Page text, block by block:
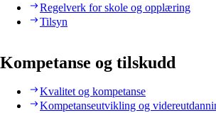
Regelverk for skole og opplæring
Tilsyn
Kompetanse og tilskudd
Kvalitet og kompetanse
Kompetanseutvikling og